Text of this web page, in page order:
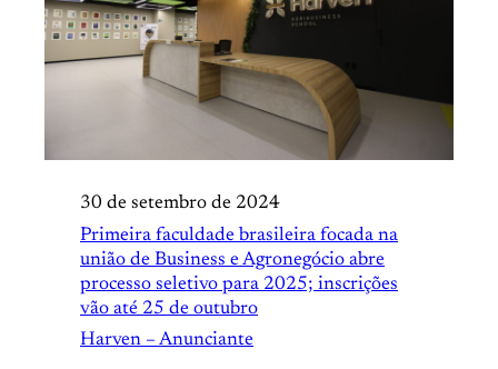
30 de setembro de 2024
Primeira faculdade brasileira focada na
união de Business e Agronegócio abre
processo seletivo para 2025; inscrições
vão até 25 de outubro
Harven – Anunciante